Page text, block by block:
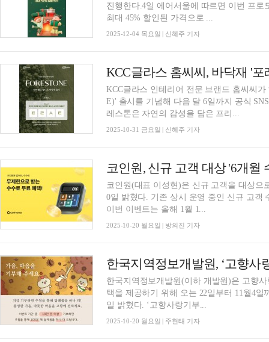
진행한다.4일 에어서울에 따르면 이번 프
최대 45% 할인된 가격으로 ...
2025-12-04 목요일 | 신혜주 기자
KCC글라스 홈씨씨, 바닥재 '
KCC글라스 인테리어 전문 브랜드 홈씨씨
E)' 출시를 기념해 다음 달 6일까지 공식
레스톤은 자연의 감성을 담은 프리...
2025-10-31 금요일 | 신혜주 기자
코인원, 신규 고객 대상 '6개월
코인원(대표 이성현)은 신규 고객을 대상으
0일 밝혔다. 기존 상시 운영 중인 신규 고객
이번 이벤트는 올해 1월 1...
2025-10-20 월요일 | 방의진 기자
한국지역정보개발원, ‘고향사
한국지역정보개발원(이하 개발원)은 고향
택을 제공하기 위해 오는 22일부터 11월4일
일 밝혔다. ‘고향사랑기부...
2025-10-20 월요일 | 주현태 기자